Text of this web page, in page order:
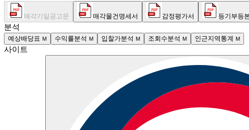
매각기일공고문 매각물건명세서 감정평가서 등기부등
분석
예상배당표 M 수익률분석 M 입찰가분석 M 조회수분석 M 인근지역통계 M
사이트